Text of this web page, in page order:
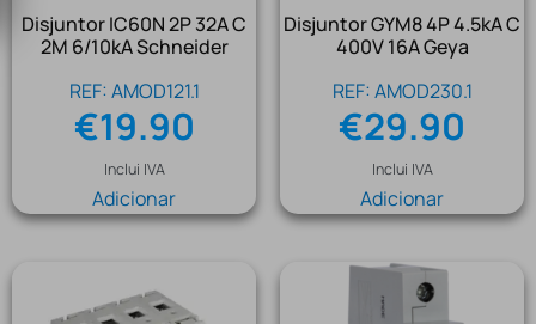
Disjuntor IC60N 2P 32A C
2M 6/10kA Schneider
REF: AMOD121.1
€19.90
Inclui IVA
Adicionar
Disjuntor GYM8 4P 4.5kA C
400V 16A Geya
REF: AMOD230.1
€29.90
Inclui IVA
Adicionar